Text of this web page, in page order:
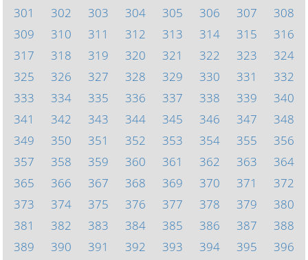
301
302 303 304 305 306 307
308
309
310 311 312 313 314 315
316
317
318 319 320 321 322 323
324
325
326 327 328 329 330 331
332
333
334 335 336 337 338 339
340
341
342 343 344 345 346 347
348
349
350 351 352 353 354 355
356
357
358 359 360 361 362 363
364
365
366 367 368 369 370 371
372
373
374 375 376 377 378 379
380
381
382 383 384 385 386 387
388
389
390 391 392 393 394 395 396